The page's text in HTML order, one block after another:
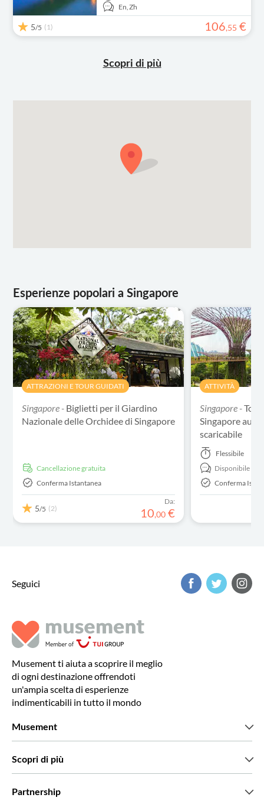
En,Zh
5/5 (1) 106,55 €
Scopri di più
Esperienze popolari a Singapore
ATTRAZIONI E TOUR GUIDATI
Singapore - Biglietti per il Giardino
Nazionale delle Orchidee di Singapore
Cancellazione gratuita
Conferma Istantanea
5/5 (2)
Da:
10,00 €
ATTIVITÀ
Singapore -
Singapore
scaricabile
Flessibile
Disponibile in:
Conferma
Seguici
Musement ti aiuta a scoprire il meglio
di ogni destinazione offrendoti
un'ampia scelta di esperienze
indimenticabili in tutto il mondo
Musement
Scopri di più
Partnership